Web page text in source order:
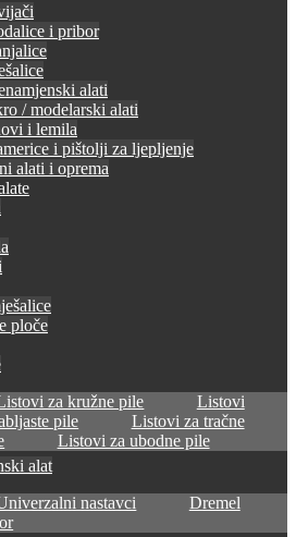
i pribor
alati
/ modelarski alati
i lemila
i pištolji za ljepljenje
alati i oprema
ploče
za kružne pile
Listovi
pile
Listovi za tračne
Listovi za ubodne pile
alat
nastavci
Dremel